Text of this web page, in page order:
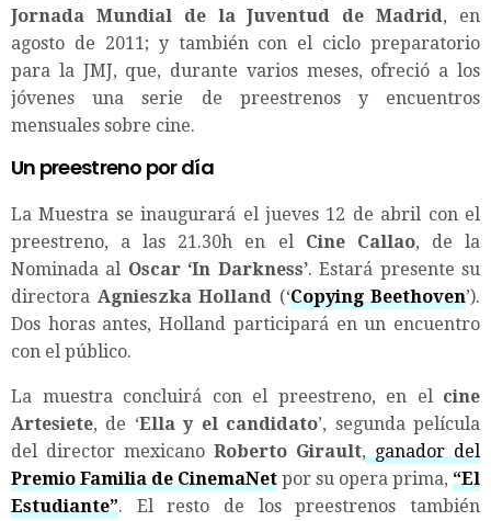
Jornada Mundial de la Juventud de Madrid, en
agosto de 2011; y también con el ciclo preparatorio
para la JMJ, que, durante varios meses, ofreció a los
jóvenes una serie de preestrenos y encuentros
mensuales sobre cine.
Un preestreno por día
La Muestra se inaugurará el jueves 12 de abril con el
preestreno, a las 21.30h en el Cine Callao, de la
Nominada al Oscar ‘In Darkness’. Estará presente su
directora Agnieszka Holland (‘Copying Beethoven’).
Dos horas antes, Holland participará en un encuentro
con el público.
La muestra concluirá con el preestreno, en el cine
Artesiete, de ‘Ella y el candidato’, segunda película
del director mexicano Roberto Girault, ganador del
Premio Familia de CinemaNet por su opera prima, “El
Estudiante”. El resto de los preestrenos también